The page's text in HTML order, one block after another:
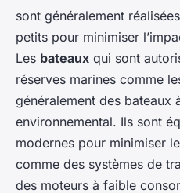
sont généralement
petits pour minimiser
Les bateaux qui sont
réserves marines comme
généralement des bateaux
environnemental. Ils sont
modernes pour minimiser
comme des systèmes de
des moteurs à faible